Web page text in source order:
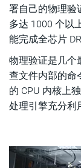
署自己的物理验
多达 1000 个以
能完成全芯片
物理验证是几个
查文件内部的命
的 CPU 内核上
处理引擎充分利